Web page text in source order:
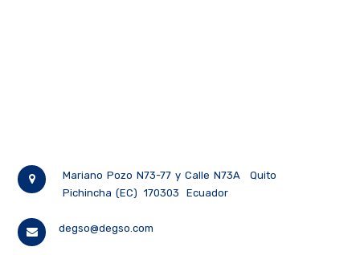
Mariano Pozo N73-77 y Calle N73A
Quito
Pichincha (EC)
170303 Ecuador
degso@degso.com